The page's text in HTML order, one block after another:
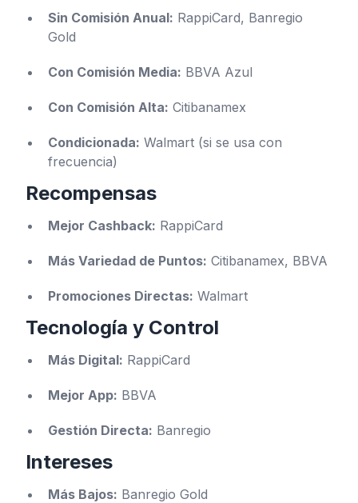
Sin Comisión Anual: RappiCard, Banregio
Gold
Con Comisión Media: BBVA Azul
Con Comisión Alta: Citibanamex
Condicionada: Walmart (si se usa con
frecuencia)
Recompensas
Mejor Cashback: RappiCard
Más Variedad de Puntos: Citibanamex, BBVA
Promociones Directas: Walmart
Tecnología y Control
Más Digital: RappiCard
Mejor App: BBVA
Gestión Directa: Banregio
Intereses
Más Bajos: Banregio Gold